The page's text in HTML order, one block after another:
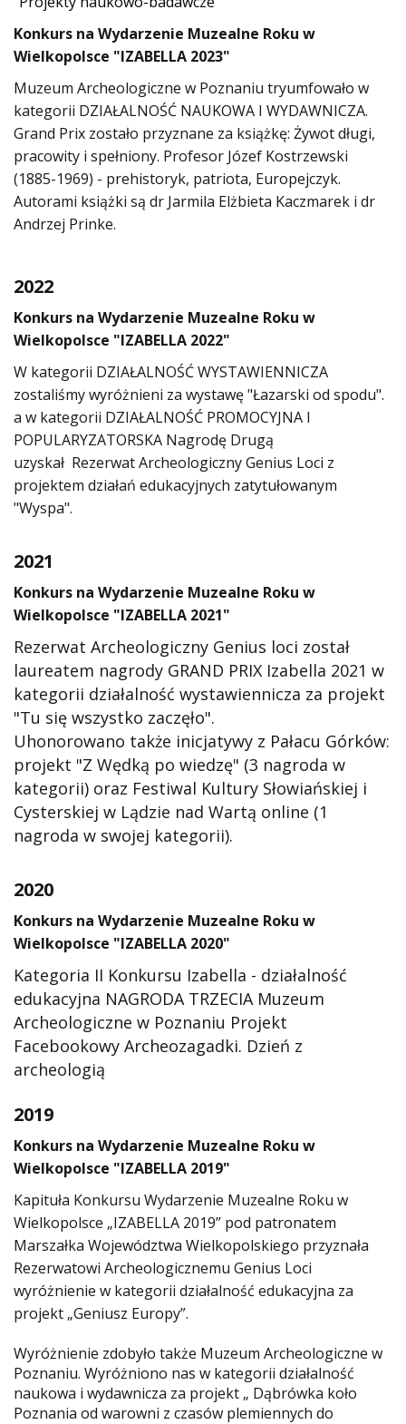
Konkurs na Wydarzenie Muzealne Roku w
Wielkopolsce "IZABELLA 2023"
Muzeum Archeologiczne w Poznaniu tryumfowało w
kategorii DZIAŁALNOŚĆ NAUKOWA I WYDAWNICZA.
Grand Prix zostało przyznane za książkę: Żywot długi,
pracowity i spełniony. Profesor Józef Kostrzewski
(1885-1969) - prehistoryk, patriota, Europejczyk.
Autorami książki są dr Jarmila Elżbieta Kaczmarek i dr
Andrzej Prinke.
2022
Konkurs na Wydarzenie Muzealne Roku w
Wielkopolsce "IZABELLA 2022"
W kategorii DZIAŁALNOŚĆ WYSTAWIENNICZA
zostaliśmy wyróżnieni za wystawę "Łazarski od spodu".
a w kategorii DZIAŁALNOŚĆ PROMOCYJNA I
POPULARYZATORSKA Nagrodę Drugą
uzyskał Rezerwat Archeologiczny Genius Loci z
projektem działań edukacyjnych zatytułowanym
"Wyspa".
2021
Konkurs na Wydarzenie Muzealne Roku w
Wielkopolsce "IZABELLA 2021"
Rezerwat Archeologiczny Genius loci został
laureatem nagrody GRAND PRIX Izabella 2021 w
kategorii działalność wystawiennicza za projekt
"Tu się wszystko zaczęło".
Uhonorowano także inicjatywy z Pałacu Górków:
projekt "Z Wędką po wiedzę" (3 nagroda w
kategorii) oraz Festiwal Kultury Słowiańskiej i
Cysterskiej w Lądzie nad Wartą online (1
nagroda w swojej kategorii).
2020
Konkurs na Wydarzenie Muzealne Roku w
Wielkopolsce "IZABELLA 2020"
Kategoria II Konkursu Izabella - działalność
edukacyjna NAGRODA TRZECIA Muzeum
Archeologiczne w Poznaniu Projekt
Facebookowy Archeozagadki. Dzień z
archeologią
2019
Konkurs na Wydarzenie Muzealne Roku w
Wielkopolsce "IZABELLA 2019"
Kapituła Konkursu Wydarzenie Muzealne Roku w
Wielkopolsce „IZABELLA 2019” pod patronatem
Marszałka Województwa Wielkopolskiego przyznała
Rezerwatowi Archeologicznemu Genius Loci
wyróżnienie w kategorii działalność edukacyjna za
projekt „Geniusz Europy”.
Wyróżnienie zdobyło także Muzeum Archeologiczne w
Poznaniu. Wyróżniono nas w kategorii działalność
naukowa i wydawnicza za projekt „ Dąbrówka koło
Poznania od warowni z czasów plemiennych do